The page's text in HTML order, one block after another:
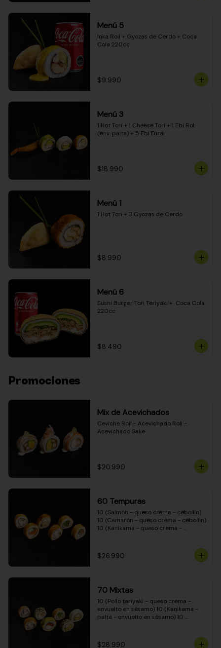
Menú 5
Inka Roll + Gyozas de Cerdo + Coca
Cola 220cc
$9.990
Menú 3
1 Hot Tori + 1 Cheese Tori + 1 Ebi Roll
(env. palta) + 5 Ebi Furai
$18.990
Menú 1
1 Hot Tori + 3 Gyozas de Cerdo
$8.990
Menú 6
Sushi Burger Tori Teriyaki +  Coca Cola
220cc
$8.490
Promociones
Mix de Acevichados
Ceviche Roll - Acevichado Roll -
Acevichado Sake
$20.990
60 Tempuras
10 (Salmón - queso crema - cebollín)
10 (Camarón - queso crema - cebollín)
10 (Kanikama - queso crema -
crema - cebollín) 10 (Carne - queso
crema - cebollín)
$26.990
70 Mixtas
10 (Pollo teriyaki - queso crema -
envuelto en sésamo) 10 (Kanikama -
palta - envuelto en sésamo) 10
- envuelto en queso crema) 10
$28.990